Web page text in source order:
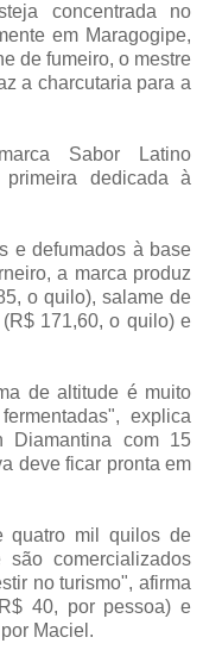
concentrada no
em Maragogipe,
de fumeiro, o mestre
a charcutaria para a
Sabor Latino
primeira dedicada à
e defumados à base
a marca produz
o quilo), salame de
171,60, o quilo) e
de altitude é muito
explica
Diamantina com 15
deve ficar pronta em
quatro mil quilos de
comercializados
no turismo", afirma
40, por pessoa) e
Maciel.